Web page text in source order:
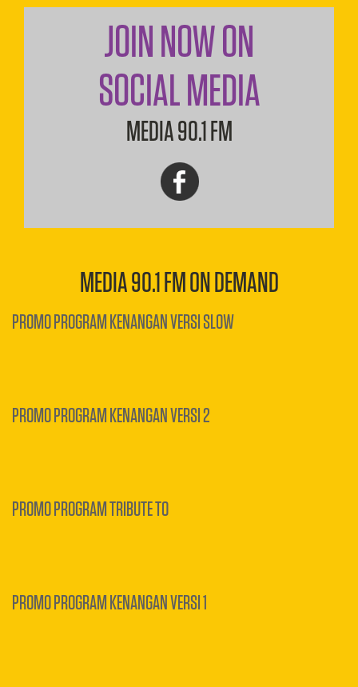
JOIN NOW ON
SOCIAL MEDIA
MEDIA 90.1 FM
MEDIA 90.1 FM ON DEMAND
PROMO PROGRAM KENANGAN VERSI SLOW
PROMO PROGRAM KENANGAN VERSI 2
PROMO PROGRAM TRIBUTE TO
PROMO PROGRAM KENANGAN VERSI 1